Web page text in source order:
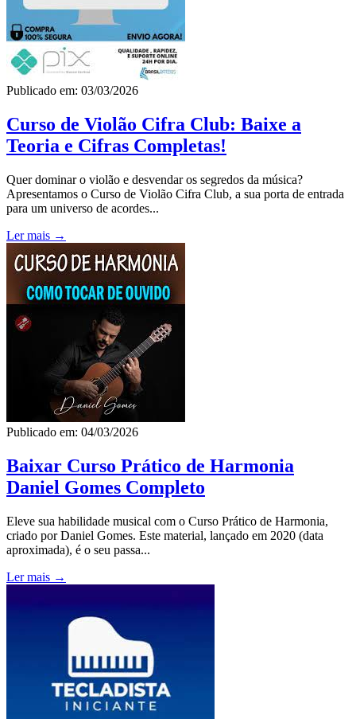
Publicado em: 03/03/2026
Curso de Violão Cifra Club: Baixe a
Teoria e Cifras Completas!
Quer dominar o violão e desvendar os segredos da música?
Apresentamos o Curso de Violão Cifra Club, a sua porta de entrada
para um universo de acordes...
Ler mais →
Publicado em: 04/03/2026
Baixar Curso Prático de Harmonia
Daniel Gomes Completo
Eleve sua habilidade musical com o Curso Prático de Harmonia,
criado por Daniel Gomes. Este material, lançado em 2020 (data
aproximada), é o seu passa...
Ler mais →